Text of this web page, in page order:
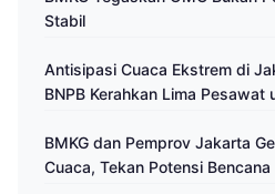
Stabil
Antisipasi Cuaca Ekstrem di
BNPB Kerahkan Lima
BMKG dan Pemprov Jakarta
Cuaca, Tekan Potensi